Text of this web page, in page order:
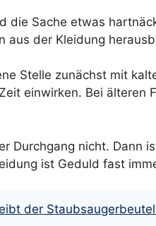
die Sache etwas
aus der Kleidung
Stelle zunächst mit
einwirken. Bei
Durchgang nicht. Dann
ist Geduld fast
der